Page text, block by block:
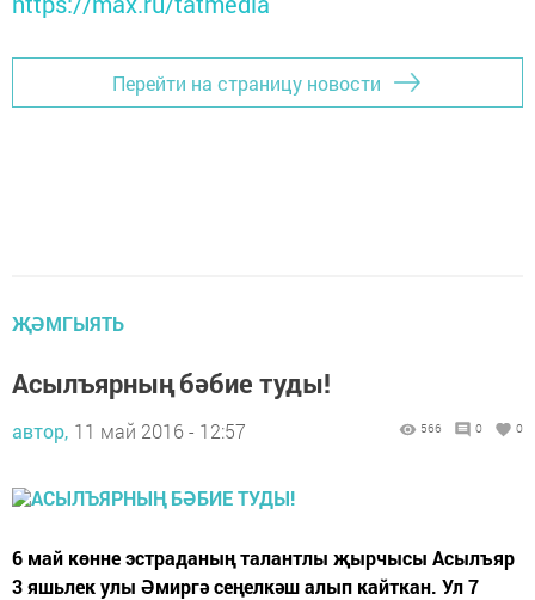
Перейти на страницу новости
ҖӘМГЫЯТЬ
Асылъярның бәбие туды!
автор, 11 май 2016 - 12:57 566 0 0
6 май көнне эстраданың талантлы җырчысы Асылъяр
3 яшьлек улы Әмиргә сеңелкәш алып кайткан. Ул 7